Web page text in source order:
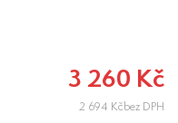
3 260 Kč
2 694 Kčbez DPH